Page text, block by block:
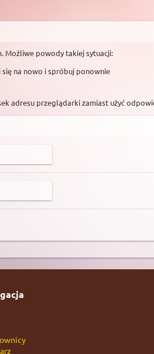
Możliwe powody takiej sytuacji:
na nowo i spróbuj ponownie
adresu przeglądarki zamiast użyć